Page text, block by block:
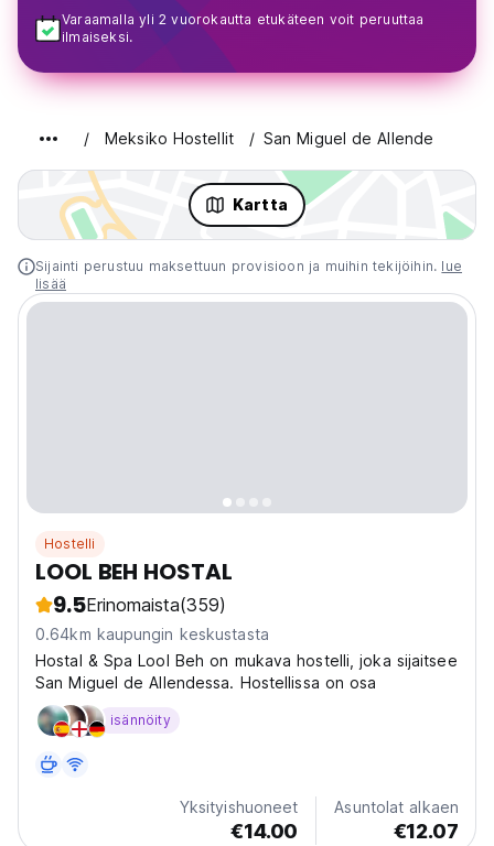
Varaamalla yli 2 vuorokautta etukäteen voit peruuttaa
ilmaiseksi.
Meksiko Hostellit San Miguel de Allende
Kartta
Sijainti perustuu maksettuun provisioon ja muihin tekijöihin. lue
lisää
Hostelli
LOOL BEH HOSTAL
9.5Erinomaista(359)
0.64km kaupungin keskustasta
Hostal & Spa Lool Beh on mukava hostelli, joka sijaitsee
San Miguel de Allendessa. Hostellissa on osa
isännöity
Yksityishuoneet
€14.00
Asuntolat alkaen
€12.07